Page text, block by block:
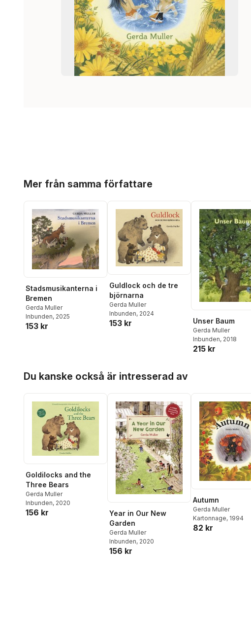
Mer från samma författare
Stadsmusikanterna i
Bremen
Gerda Muller
Inbunden, 2025
153 kr
Guldlock och de tre
björnarna
Gerda Muller
Inbunden, 2024
153 kr Unser Baum
Gerda Muller
Inbunden, 2018
215 kr
Du kanske också är intresserad av
Goldilocks and the
Three Bears
Gerda Muller
Inbunden, 2020
156 kr
Year in Our New
Garden
Gerda Muller
Inbunden, 2020
156 kr
Autumn
Gerda Muller
Kartonnage, 1994
82 kr